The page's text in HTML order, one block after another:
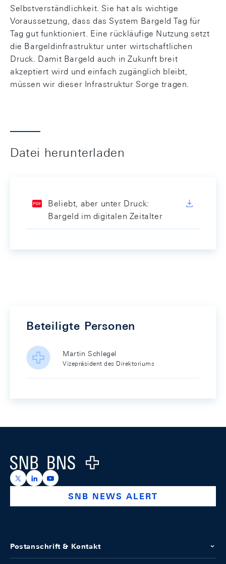
Selbstverständlichkeit. Sie hat als wichtige
Voraussetzung, dass das System Bargeld Tag für
Tag gut funktioniert. Eine rückläufige Nutzung setzt
die Bargeldinfrastruktur unter wirtschaftlichen
Druck. Damit Bargeld auch in Zukunft breit
akzeptiert wird und einfach zugänglich bleibt,
müssen wir dieser Infrastruktur Sorge tragen.
Datei herunterladen
Beliebt, aber unter Druck:
Bargeld im digitalen Zeitalter
Beteiligte Personen
Martin Schlegel
Vizepräsident des Direktoriums
Logo
https://x.com/snb_bns
https://ch.linkedin.com/company/swiss-national-
https://www.youtube.com/@swissnationalbank
SNB NEWS ALERT
Postanschrift & Kontakt